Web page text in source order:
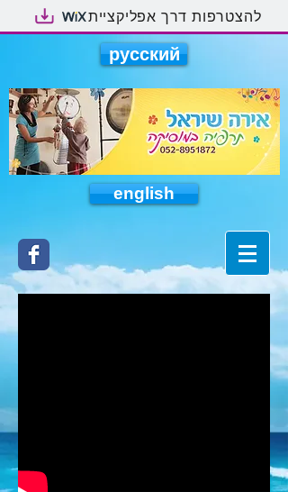
להצטרפות דרך אפליקציית
русский
english